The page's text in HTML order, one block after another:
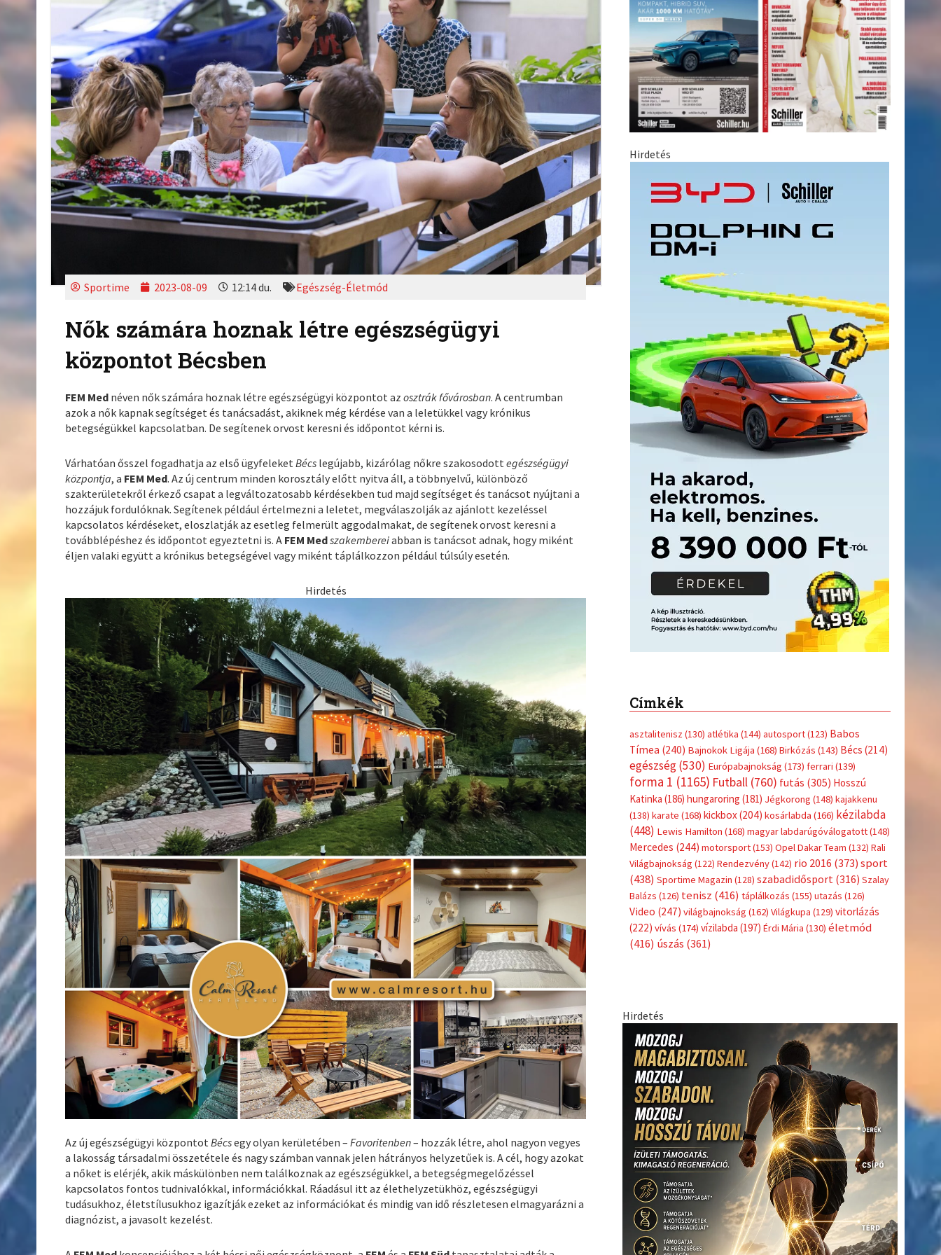
Sportime 2023-08-09 12:14 du. Egészség-Életmód
Nők számára hoznak létre egészségügyi
központot Bécsben
FEM Med néven nők számára hoznak létre egészségügyi központot azosztrák fővárosban. A centrumban
azok a nők kapnak segítséget és tanácsadást, akiknek még kérdése van a leletükkel vagy krónikus
betegségükkel kapcsolatban. De segítenek orvost keresni és időpontot kérni is.
Várhatóan ősszel fogadhatja az első ügyfeleketBécs legújabb, kizárólag nőkre szakosodottegészségügyi
központja, a FEM Med. Az új centrum minden korosztály előtt nyitva áll, a többnyelvű, különböző
szakterületekről érkező csapat a legváltozatosabb kérdésekben tud majd segítséget és tanácsot nyújtani a
hozzájuk fordulóknak. Segítenek például értelmezni a leletet, megválaszolják az ajánlott kezeléssel
kapcsolatos kérdéseket, eloszlatják az esetleg felmerült aggodalmakat, de segítenek orvost keresni a
továbblépéshez és időpontot egyeztetni is. A FEM Medszakembereiabban is tanácsot adnak, hogy miként
éljen valaki együtt a krónikus betegségével vagy miként táplálkozzon például túlsúly esetén.
Hirdetés
Az új egészségügyi központotBécsegy olyan kerületében –Favoritenben– hozzák létre, ahol nagyon vegyes
a lakosság társadalmi összetétele és nagy számban vannak jelen hátrányos helyzetűek is. A cél, hogy azokat
a nőket is elérjék, akik máskülönben nem találkoznak az egészségükkel, a betegségmegelőzéssel
kapcsolatos fontos tudnivalókkal, információkkal. Ráadásul itt az élethelyzetükhöz, egészségügyi
tudásukhoz, életstílusukhoz igazítják ezeket az információkat és mindig van idő részletesen elmagyarázni a
diagnózist, a javasolt kezelést.
Hirdetés
Címkék
asztalitenisz (130) atlétika (144) autosport(123) Babos
Tímea (240) Bajnokok Ligája (168) Birkózás (143) Bécs (214)
egészség(530) Európabajnokság (173) ferrari (139)
forma 1 (1165) Futball(760) futás (305) Hosszú
Katinka (186) hungaroring (181) Jégkorong (148) kajakkenu
(138) karate (168) kickbox(204) kosárlabda (166) kézilabda
(448) Lewis Hamilton (168) magyar labdarúgóválogatott(148)
Mercedes (244) motorsport(153) Opel Dakar Team (132) Rali
Világbajnokság (122) Rendezvény(142) rio 2016 (373) sport
(438) Sportime Magazin (128) szabadidősport (316) Szalay
Balázs (126) tenisz (416) táplálkozás (155) utazás (126)
Video (247) világbajnokság (162) Világkupa (129) vitorlázás
(222) vívás (174) vízilabda (197) Érdi Mária (130) életmód
(416) úszás (361)
Hirdetés